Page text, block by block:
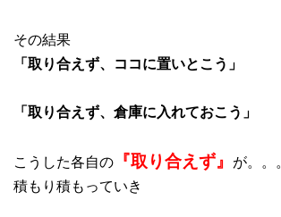
その結果
「取り合えず、ココに置いとこう」
「取り合えず、倉庫に入れておこう」
こうした各自の 『取り合えず』 が。。。
積もり積もっていき